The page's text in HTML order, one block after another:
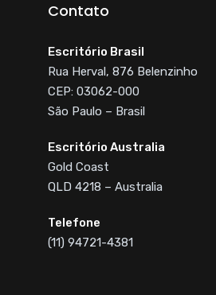
Contato
Escritório Brasil
Rua Herval, 876 Belenzinho
CEP: 03062-000
São Paulo – Brasil
Escritório Australia
Gold Coast
QLD 4218 – Australia
Telefone
(11) 94721-4381